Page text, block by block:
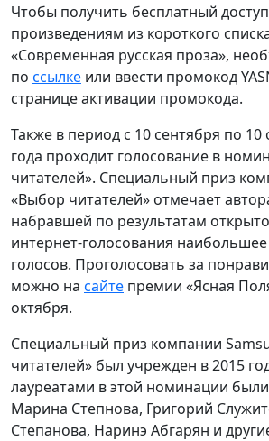
Чтобы получить бесплатный
произведениям из короткого
«Современная русская проза»,
по ссылке или ввести промокод
странице активации промокода.
Также в период с 10 сентября по 10
года проходит голосование в
читателей». Специальный приз
«Выбор читателей» отмечает
набравшей по результатам
интернет-голосования
голосов. Проголосовать за
можно на сайте премии «Ясная
октября.
Специальный приз компании
читателей» был учрежден в 2015
лауреатами в этой номинации
Марина Степнова, Григорий
Степанова, Наринэ Абгарян и